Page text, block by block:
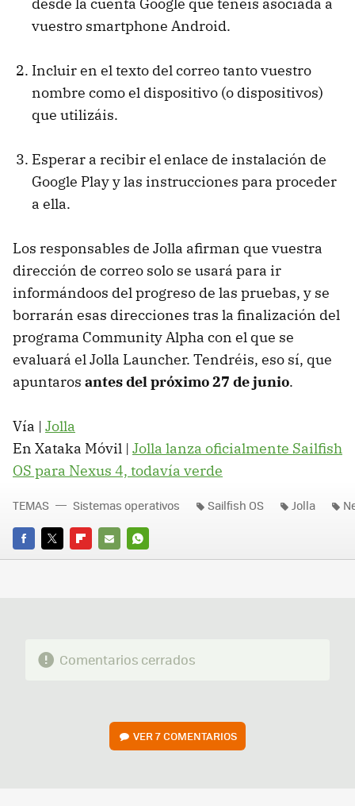
vuestro smartphone Android.
Incluir en el texto del correo tanto vuestro
nombre como el dispositivo (o dispositivos)
que utilizáis.
Esperar a recibir el enlace de instalación de
Google Play y las instrucciones para proceder
a ella.
Los responsables de Jolla afirman que vuestra
dirección de correo solo se usará para ir
informándoos del progreso de las pruebas, y se
borrarán esas direcciones tras la finalización del
programa Community Alpha con el que se
evaluará el Jolla Launcher. Tendréis, eso sí, que
apuntaros antes del próximo 27 de junio.
Vía | Jolla
En Xataka Móvil | Jolla lanza oficialmente Sailfish
OS para Nexus 4, todavía verde
FACEBOOK
TWITTERFLIPBOARD
E-
WHATSAPP
TEMAS Sistemas operativos Sailfish OS Jolla
Comentarios cerrados
VER7 COMENTARIOS